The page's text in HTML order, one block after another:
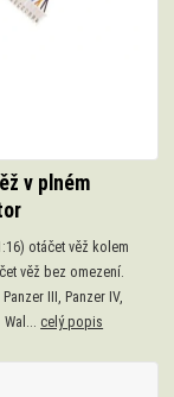
v plném
otáčet věž kolem
věž bez omezení.
III, Panzer IV,
Wal... celý popis